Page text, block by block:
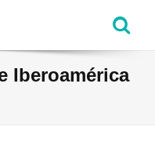
Iberoamérica